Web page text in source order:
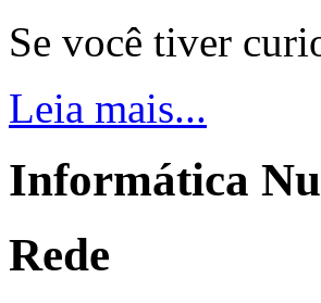
Se você tiver
Leia mais...
Informática
Rede